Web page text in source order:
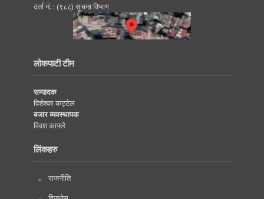
दर्ता नं. : (९८८) सूचना विभाग
लोकपाटी टीम
सम्पादक
विशेश्वर कट्टेल
बजार व्यवस्थापक
विवश काफ्ले
लिंकहरु
राजनीति